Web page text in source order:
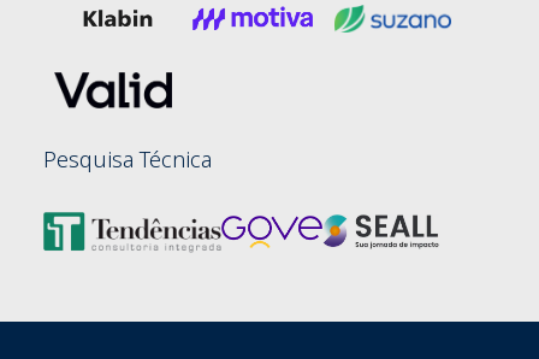
Pesquisa Técnica